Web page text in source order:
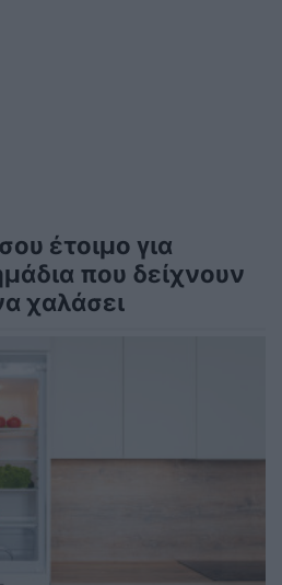
έτοιμο για
που δείχνουν
χαλάσει